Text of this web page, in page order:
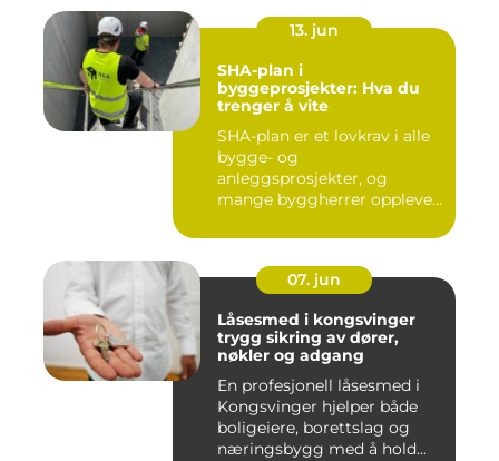
13. jun
SHA-plan i
byggeprosjekter: Hva du
trenger å vite
SHA-plan er et lovkrav i alle
bygge- og
anleggsprosjekter, og
mange byggherrer opplever
07. jun
Låsesmed i kongsvinger
trygg sikring av dører,
nøkler og adgang
En profesjonell låsesmed i
Kongsvinger hjelper både
boligeiere, borettslag og
næringsbygg med å hold...